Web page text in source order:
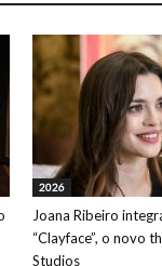
2026
Joana Ribeiro
“Clayface”, o novo
Studios